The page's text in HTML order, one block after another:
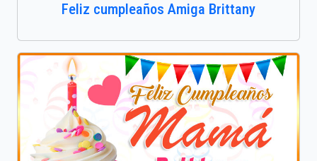
Feliz cumpleaños Amiga Brittany